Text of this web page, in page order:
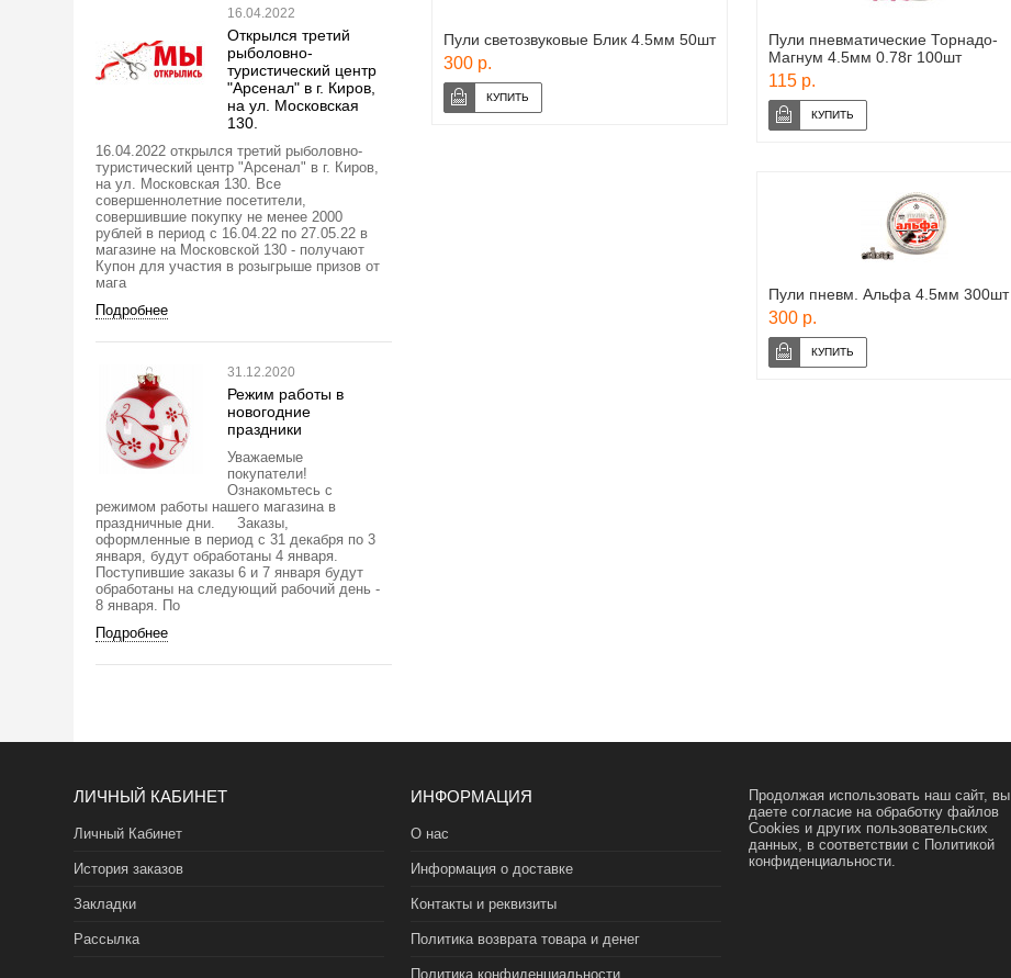
16.04.2022
Открылся третий
рыболовно-
туристический центр
"Арсенал" в г. Киров,
на ул. Московская
130.
16.04.2022 открылся третий рыболовно-
туристический центр "Арсенал" в г. Киров,
на ул. Московская 130. Все
совершеннолетние посетители,
совершившие покупку не менее 2000
рублей в период с 16.04.22 по 27.05.22 в
магазине на Московской 130 - получают
Купон для участия в розыгрыше призов от
мага
Подробнее
31.12.2020
Режим работы в
новогодние
праздники
Уважаемые
покупатели!
Ознакомьтесь с
режимом работы нашего магазина в
праздничные дни. Заказы,
оформленные в период с 31 декабря по 3
января, будут обработаны 4 января.
Поступившие заказы 6 и 7 января будут
обработаны на следующий рабочий день -
8 января. По
Подробнее
Пули светозвуковые Блик 4.5мм 50шт
300 р.
Пули пневматические Торнадо-
Магнум 4.5мм 0.78г 100шт
115 р.
Пули пневм. Альфа 4.5мм 300шт
300 р.
ЛИЧНЫЙ КАБИНЕТ
Личный Кабинет
История заказов
Закладки
Рассылка
ИНФОРМАЦИЯ
О нас
Информация о доставке
Контакты и реквизиты
Политика возврата товара и денег
Политика конфиденциальности
Продолжая использовать наш сайт, вы
даете согласие на обработку файлов
Cookies и других пользовательских
данных, в соответствии с Политикой
конфиденциальности.